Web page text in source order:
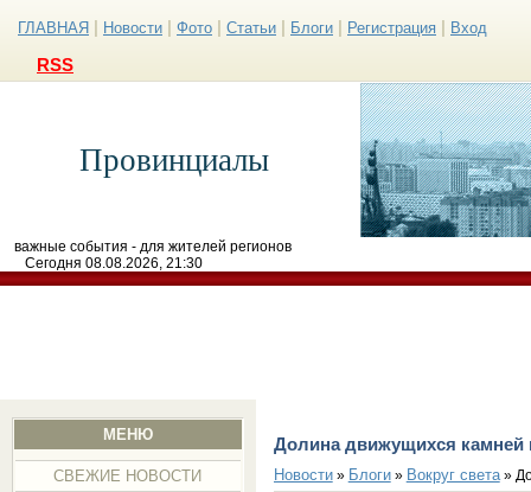
ГЛАВНАЯ Новости Фото Статьи Блоги Регистрация Вход
RSS
Провинциалы
важные события - для жителей регионов
Сегодня 08.08.2026, 21:30
МЕНЮ
СВЕЖИЕ НОВОСТИ
Долина движущихся
Новости» Блоги» Вокруг света»